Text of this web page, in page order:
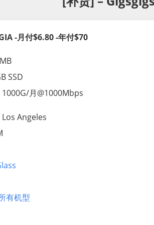
-月付$6.80 -年付$70
SSD
1000G/月@1000Mbps
Los Angeles
有机型